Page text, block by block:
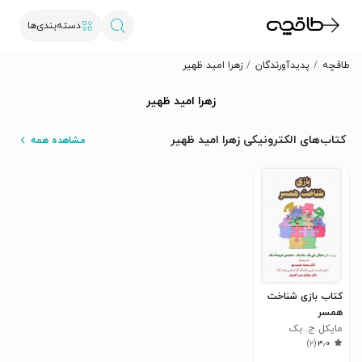
دسته‌بندی‌ها
طاقچه پدیدآورندگان زهرا امید ظهیر
زهرا امید ظهیر
کتاب‌های الکترونیکی زهرا امید ظهیر مشاهده همه
کتاب بازی شناخت
همسر
مایکل ج. بک
۳٫۰(۲)